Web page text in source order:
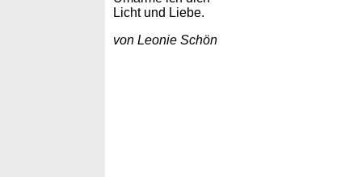
Licht und Liebe.
von Leonie Schön